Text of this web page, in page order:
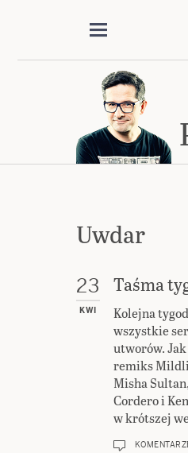
Uwdar
23
KWI
Taśma
Kolejna
wszystkie
utworów.
remiks
Misha
Cordero i
w krótszej